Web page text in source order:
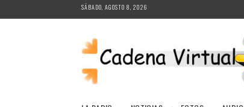
al
SÁBADO, AGOSTO 8, 2026